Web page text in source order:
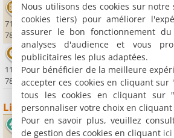
Cinéma Vox Odéon Little Vox
71, rue du Général de Gaulle
78120 Rambouillet
Bowling de Rambouillet
11, rue Hyppolite Mège-Mouriès
78120 Rambouillet
Lieux sportifs
Hippodrome de Rambouillet
Nous utilisons des cookies sur notre
cookies tiers) pour améliorer
assurer le bon fonctionnement
analyses d'audience et vous
publicitaires les plus adaptées.
Pour bénéficier de la meilleure
accepter ces cookies en cliquant sur
tous les cookies en cliquant sur
personnaliser votre choix en
Pour en savoir plus, veuillez
de gestion des cookies en cliquant ici